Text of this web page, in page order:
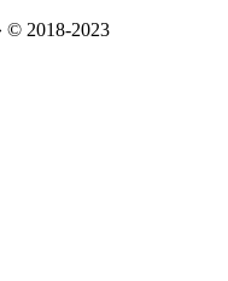
© 2018-2023